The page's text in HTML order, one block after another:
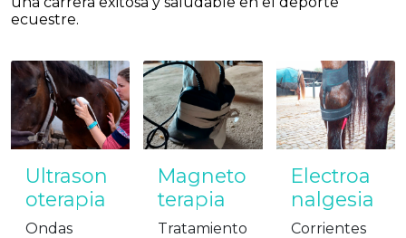
ecuestre.
Ultrason
oterapia
Ondas
Magneto
terapia
Tratamiento
Electroa
nalgesia
Corrientes